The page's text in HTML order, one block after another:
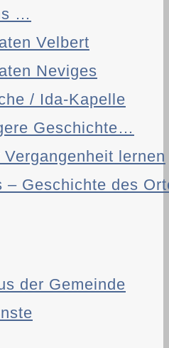
…
Velbert
Neviges
/ Ida-Kapelle
Geschichte…
lernen
– Geschichte des
der Gemeinde